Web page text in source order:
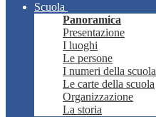
Scuola
Panoramica
Presentazione
I luoghi
Le persone
I numeri della scuola
Le carte della scuola
Organizzazione
La storia